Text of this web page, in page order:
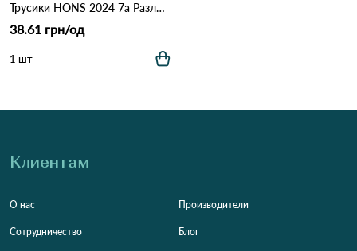
Трусики HONS 2024 7а Различные цвета
38.61 грн/од
1 шт
Клиентам
О нас
Сотрудничество
Производители
Блог